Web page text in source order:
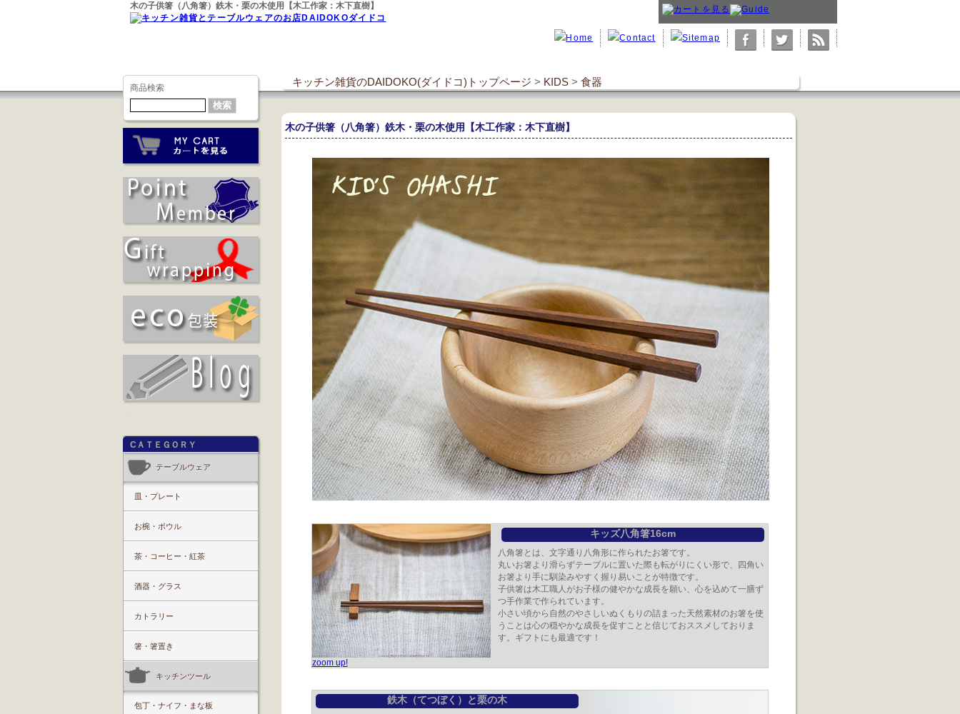
木の子供箸（八角箸）鉄木・栗の木使用【木工作家：木下直樹】
商品検索
CＡＴＥＧＯＲＹ
テーブルウェア
皿・プレート
お椀・ボウル
茶・コーヒー・紅茶
酒器・グラス
カトラリー
箸・箸置き
キッチンツール
包丁・ナイフ・まな板
キッチン雑貨のDAIDOKO(ダイドコ)トップページ > KIDS > 食器
木の子供箸（八角箸）鉄木・栗の木使用【木工作家：木下直樹】
zoom up!
キッズ八角箸16cm
八角箸とは、文字通り八角形に作られたお箸です。
丸いお箸より滑らずテーブルに置いた際も転がりにくい形で、四角い
お箸より手に馴染みやすく握り易いことが特徴です。
子供箸は木工職人がお子様の健やかな成長を願い、心を込めて一膳ず
つ手作業で作られています。
小さい頃から自然のやさしいぬくもりの詰まった天然素材のお箸を使
うことは心の穏やかな成長を促すことと信じておススメしておりま
す。ギフトにも最適です！
鉄木（てつぼく）と栗の木